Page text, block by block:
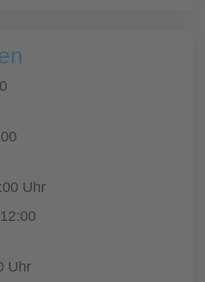
Uhr
Uhr